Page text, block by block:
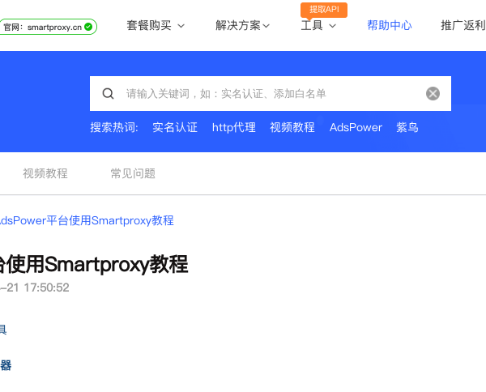
套餐购买
静态住宅代理
解决方案
静态住宅代理
工具
提取API
API提取
全球地区
公共API
帮助中心 推广返利
搜索热词: 实名认证 http代理 视频教程 AdsPower 紫鸟
视频教程 常见问题
平台使用Smartproxy教程
用Smartproxy教程
21 17:50:52